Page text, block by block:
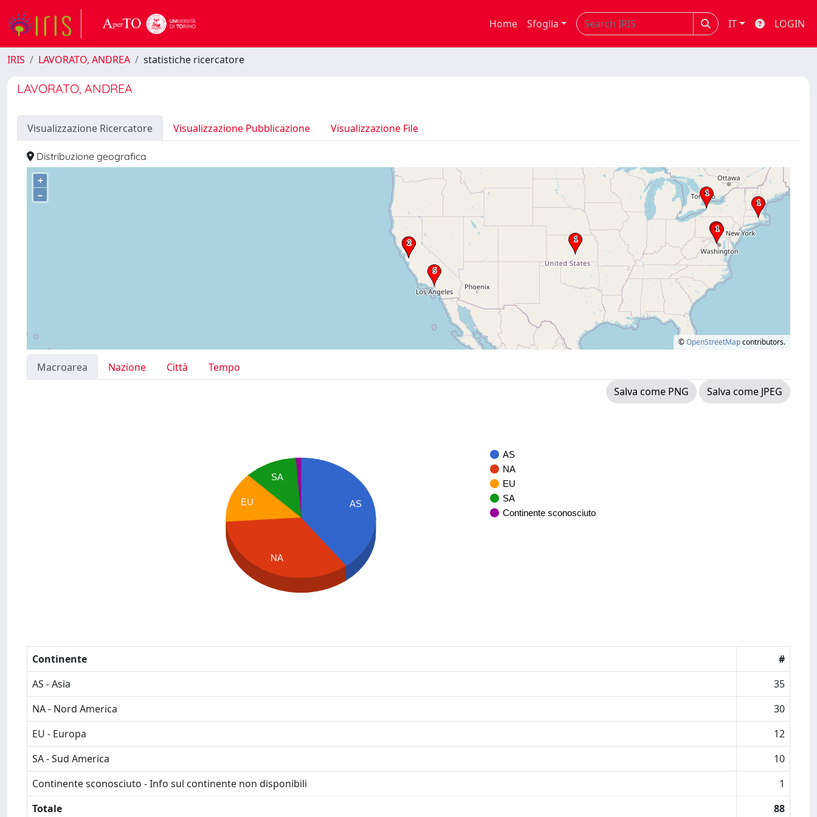
Home Sfoglia IT LOGIN
IRIS LAVORATO, ANDREA statistiche ricercatore
LAVORATO, ANDREA
Visualizzazione Ricercatore Visualizzazione Pubblicazione Visualizzazione File
Distribuzione geografica
+
–
©OpenStreetMapcontributors.
Macroarea Nazione Città
Tempo
Salva come PNG
Salva come JPEG
AS
NA
EU
SA
Continente sconosciuto
AS
SA
EU
NA
Continente
#
AS - Asia
35
NA - Nord America
30
EU - Europa
12
SA - Sud America
10
Continente sconosciuto - Info sul continente non disponibili
1
Totale
88